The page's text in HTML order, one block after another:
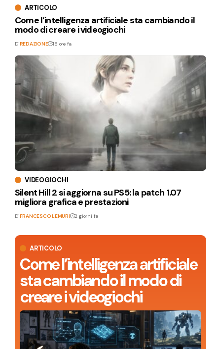
ARTICOLO
Come l’intelligenza artificiale
sta cambiando il modo di
creare i videogiochi
ARTICOLO
Come l’intelligenza artificiale sta cambiando il
modo di creare i videogiochi
DiREDAZIONE 18 ore fa
VIDEOGIOCHI
Silent Hill 2 si aggiorna su PS5: la patch 1.07
migliora grafica e prestazioni
DiFRANCESCO LEMURI 2 giorni fa